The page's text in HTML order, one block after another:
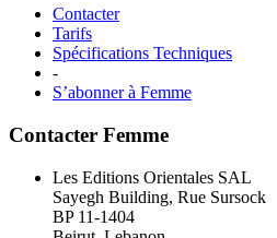
Contacter
Tarifs
Spécifications Techniques
-
S’abonner à Femme
Contacter Femme
Les Editions Orientales SAL
Sayegh Building, Rue Sursock
BP 11-1404